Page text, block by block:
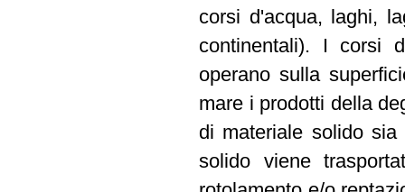
corsi d'acqua, laghi,
continentali). I corsi
operano sulla
mare i prodotti della
di materiale solido
solido viene